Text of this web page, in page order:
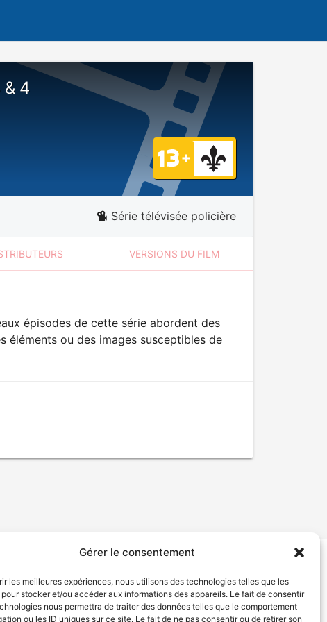
Gérer le consentement
les meilleures expériences, nous utilisons des technologies telles que les
stocker et/ou accéder aux informations des appareils. Le fait de consentir
nous permettra de traiter des données telles que le comportement
ou les ID uniques sur ce site. Le fait de ne pas consentir ou de retirer son
& 4
Série télévisée policière
VERSIONS DU FILM
épisodes de cette série abordent des
éléments ou des images susceptibles de
de services Politique de confidentialité